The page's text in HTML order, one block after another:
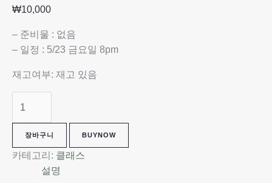
₩10,000
– 준비물 : 없음
– 일정 : 5/23 금요일 8pm
재고여부: 재고 있음
장바구니 BUYNOW
카테고리: 클래스
설명